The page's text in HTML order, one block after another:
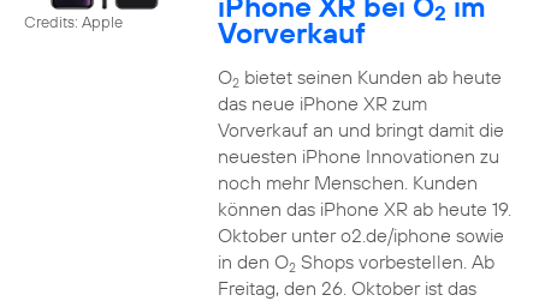
Credits: Apple 2
Vorverkauf
O2bietet seinen Kunden ab heute
das neue iPhone XR zum
Vorverkauf an und bringt damit die
neuesten iPhone Innovationen zu
noch mehr Menschen. Kunden
können das iPhone XR ab heute 19.
Oktober unter o2.de/iphone sowie
in den O2Shops vorbestellen. Ab
Freitag, den 26. Oktober ist das